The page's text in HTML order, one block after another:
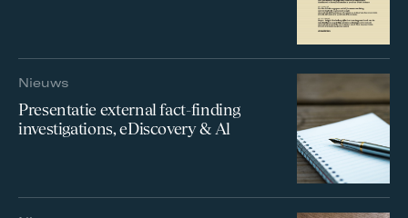
Nieuws
Presentatie external fact-finding
investigations, eDiscovery & Al